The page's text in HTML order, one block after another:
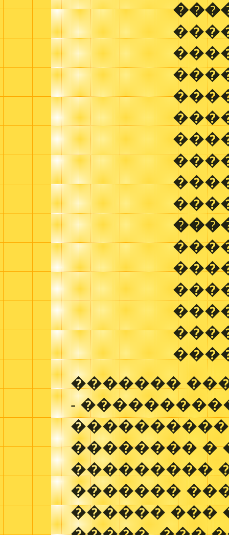
�������
-
�������� �
���������
�������
������ ���